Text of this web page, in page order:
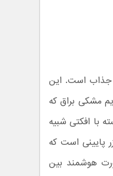
تخیلی و جذاب است. این
مشکی براق که
با افکتی شبیه
پایینی است که
هوشمند بین